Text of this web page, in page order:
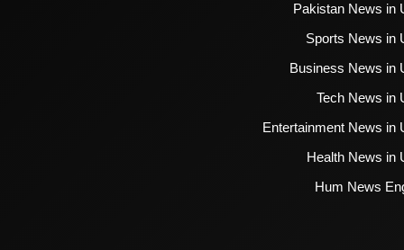
Pakistan News in
Sports News in
Business News in
Tech News in
Entertainment News in
Health News in
Hum News